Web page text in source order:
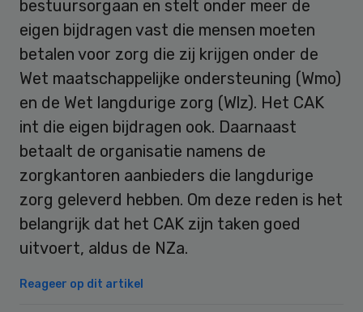
bestuursorgaan en stelt onder meer de
eigen bijdragen vast die mensen moeten
betalen voor zorg die zij krijgen onder de
Wet maatschappelijke ondersteuning (Wmo)
en de Wet langdurige zorg (Wlz). Het CAK
int die eigen bijdragen ook. Daarnaast
betaalt de organisatie namens de
zorgkantoren aanbieders die langdurige
zorg geleverd hebben. Om deze reden is het
belangrijk dat het CAK zijn taken goed
uitvoert, aldus de NZa.
Reageer op dit artikel